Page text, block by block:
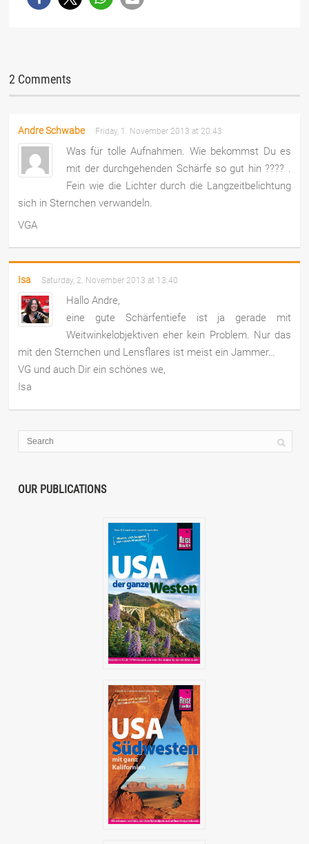
2 Comments
Andre Schwabe Friday, 1. November 2013 at 20:43
Was für tolle Aufnahmen. Wie bekommst Du es
mit der durchgehenden Schärfe so gut hin ???? .
Fein wie die Lichter durch die Langzeitbelichtung
sich in Sternchen verwandeln.
VGA
Isa Saturday, 2. November 2013 at 13:40
Hallo Andre,
eine gute Schärfentiefe ist ja gerade mit
Weitwinkelobjektiven eher kein Problem. Nur das
mit den Sternchen und Lensflares ist meist ein Jammer…
VG und auch Dir ein schönes we,
Isa
OUR PUBLICATIONS